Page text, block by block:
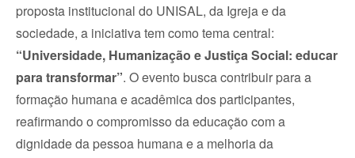
proposta institucional do UNISAL, da Igreja e da
sociedade, a iniciativa tem como tema central:
“Universidade, Humanização e Justiça Social: educar
para transformar”. O evento busca contribuir para a
formação humana e acadêmica dos participantes,
reafirmando o compromisso da educação com a
dignidade da pessoa humana e a melhoria da